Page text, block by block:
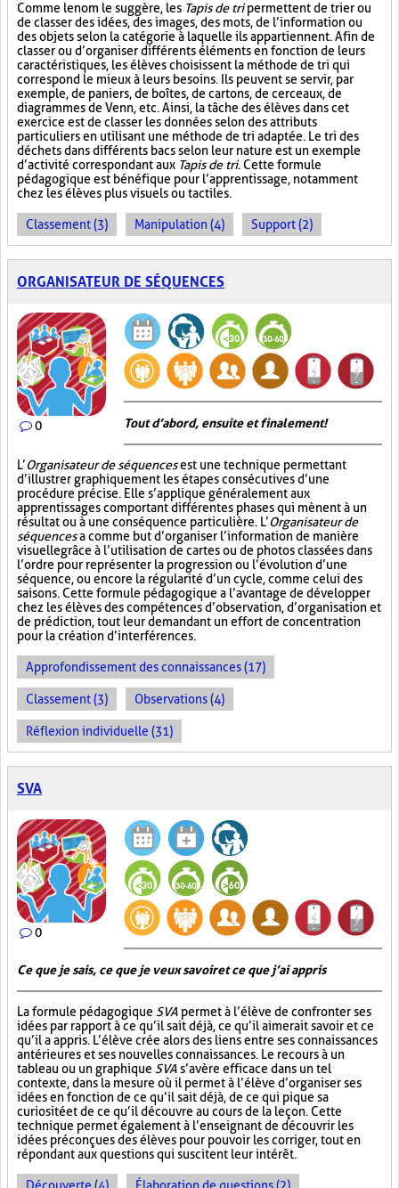
Comme le nom le suggère, les Tapis de tripermettent de trier ou
de classer des idées, des images, des mots, de l’information ou
des objets selon la catégorie à laquelle ils appartiennent. Afin de
classer ou d’organiser différents éléments en fonction de leurs
caractéristiques, les élèves choisissent la méthode de tri qui
correspond le mieux à leurs besoins. Ils peuvent se servir, par
exemple, de paniers, de boîtes, de cartons, de cerceaux, de
diagrammes de Venn, etc. Ainsi, la tâche des élèves dans cet
exercice est de classer les données selon des attributs
particuliers en utilisant une méthode de tri adaptée. Le tri des
déchets dans différents bacs selon leur nature est un exemple
d’activité correspondant aux Tapis de tri. Cette formule
pédagogique est bénéfique pour l’apprentissage, notamment
chez les élèves plus visuels ou tactiles.
Classement (3) Manipulation (4) Support (2)
ORGANISATEUR DE SÉQUENCES
0 Tout d’abord, ensuite et finalement!
L’Organisateur de séquencesest une technique permettant
d’illustrer graphiquement les étapes consécutives d’une
procédure précise. Elle s’applique généralement aux
apprentissages comportant différentes phases qui mènent à un
résultat ou à une conséquence particulière. L’Organisateur de
séquencesa comme but d’organiser l’information de manière
visuellegrâce à l’utilisation de cartes ou de photos classées dans
l’ordre pour représenter la progression ou l’évolution d’une
séquence, ou encore la régularité d’un cycle, comme celui des
saisons. Cette formule pédagogique a l’avantage de développer
chez les élèves des compétences d’observation, d’organisation et
de prédiction, tout leur demandant un effort de concentration
pour la création d’interférences.
Approfondissement des connaissances (17)
Classement (3) Observations (4)
Réflexion individuelle (31)
SVA
0
Ce que je sais, ce que je veux savoir et ce que j’ai appris
La formule pédagogique SVA permet à l’élève de confronter ses
idées par rapport à ce qu’il sait déjà, ce qu’il aimerait savoir et ce
qu’il a appris. L’élève crée alors des liens entre ses connaissances
antérieures et ses nouvelles connaissances. Le recours à un
tableau ou un graphique SVA s’avère efficace dans un tel
contexte, dans la mesure où il permet à l’élève d’organiser ses
idées en fonction de ce qu’il sait déjà, de ce qui pique sa
curiosité et de ce qu’il découvre au cours de la leçon. Cette
technique permet également à l’enseignant de découvrir les
idées préconçues des élèves pour pouvoir les corriger, tout en
répondant aux questions qui suscitent leur intérêt.